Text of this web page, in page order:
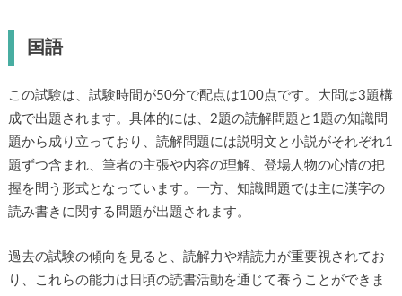
国語
この試験は、試験時間が50分で配点は100点です。大問は3題構
成で出題されます。具体的には、2題の読解問題と1題の知識問
題から成り立っており、読解問題には説明文と小説がそれぞれ1
題ずつ含まれ、筆者の主張や内容の理解、登場人物の心情の把
握を問う形式となっています。一方、知識問題では主に漢字の
読み書きに関する問題が出題されます。
過去の試験の傾向を見ると、読解力や精読力が重要視されてお
り、これらの能力は日頃の読書活動を通じて養うことができま